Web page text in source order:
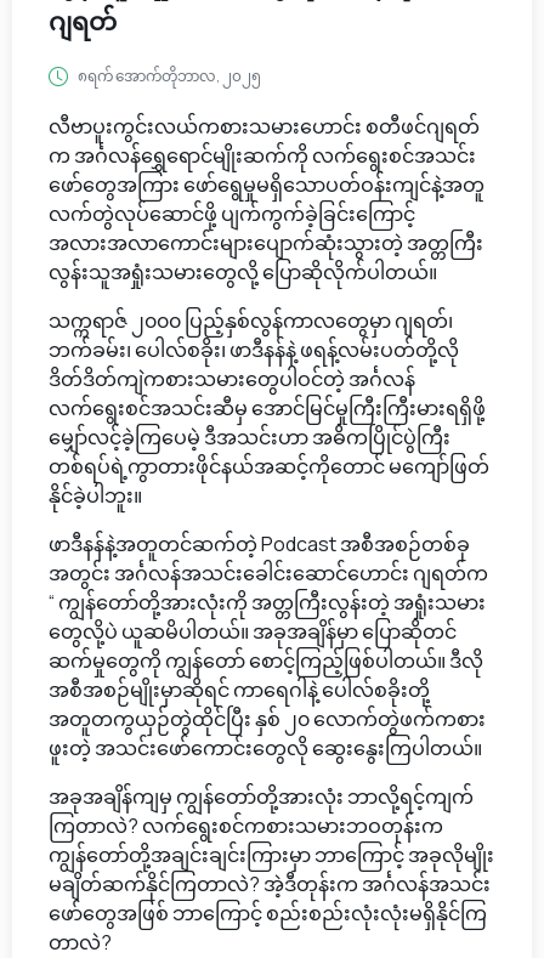
ဂျရတ်
၈ရက် အောက်တိုဘာလ, ၂၀၂၅
လီဗာပူးကွင်းလယ်ကစားသမားဟောင်း စတီဖင်ဂျရတ်
က အင်္ဂလန်ရွှေရောင်မျိုးဆက်ကို လက်ရွေးစင်အသင်း
ဖော်တွေအကြား ဖော်ရွေမှုမရှိသောပတ်ဝန်းကျင်နဲ့အတူ
လက်တွဲလုပ်ဆောင်ဖို့ ပျက်ကွက်ခဲ့ခြင်းကြောင့်
အလားအလာကောင်းများပျောက်ဆုံးသွားတဲ့ အတ္တကြီး
လွန်းသူအရှုံးသမားတွေလို့ ပြောဆိုလိုက်ပါတယ်။
သက္ကရာဇ် ၂၀၀၀ ပြည့်နှစ်လွန်ကာလတွေမှာ ဂျရတ်၊
ဘက်ခမ်း၊ ပေါလ်စခိုး၊ ဖာဒီနန်နဲ့ ဖရန့်လမ်းပတ်တို့လို
ဒိတ်ဒိတ်ကျဲကစားသမားတွေပါဝင်တဲ့ အင်္ဂလန်
လက်ရွေးစင်အသင်းဆီမှ အောင်မြင်မှုကြီးကြီးမားရရှိဖို့
မျှော်လင့်ခဲ့ကြပေမဲ့ ဒီအသင်းဟာ အဓိကပြိုင်ပွဲကြီး
တစ်ရပ်ရဲ့ကွာတားဖိုင်နယ်အဆင့်ကိုတောင် မကျော်ဖြတ်
နိုင်ခဲ့ပါဘူး။
ဖာဒီနန်နဲ့အတူတင်ဆက်တဲ့ Podcast အစီအစဉ်တစ်ခု
အတွင်း အင်္ဂလန်အသင်းခေါင်းဆောင်ဟောင်း ဂျရတ်က
“ ကျွန်တော်တို့အားလုံးကို အတ္တကြီးလွန်းတဲ့ အရှုံးသမား
တွေလို့ပဲ ယူဆမိပါတယ်။ အခုအချိန်မှာ ပြောဆိုတင်
ဆက်မှုတွေကို ကျွန်တော် စောင့်ကြည့်ဖြစ်ပါတယ်။ ဒီလို
အစီအစဉ်မျိုးမှာဆိုရင် ကာရေဂါနဲ့ ပေါလ်စခိုးတို့
အတူတကွယှဉ်တွဲထိုင်ပြီး နှစ် ၂၀ လောက်တွဲဖက်ကစား
ဖူးတဲ့ အသင်းဖော်ကောင်းတွေလို ဆွေးနွေးကြပါတယ်။
အခုအချိန်ကျမှ ကျွန်တော်တို့အားလုံး ဘာလို့ရင့်ကျက်
ကြတာလဲ? လက်ရွေးစင်ကစားသမားဘဝတုန်းက
ကျွန်တော်တို့အချင်းချင်းကြားမှာ ဘာကြောင့် အခုလိုမျိုး
မချိတ်ဆက်နိုင်ကြတာလဲ? အဲ့ဒီတုန်းက အင်္ဂလန်အသင်း
ဖော်တွေအဖြစ် ဘာကြောင့် စည်းစည်းလုံးလုံးမရှိနိုင်ကြ
တာလဲ?